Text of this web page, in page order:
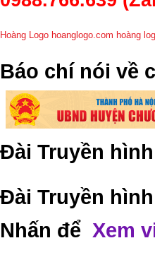
Hoàng Logo hoanglogo.com hoàng
​Báo chí nói về
Đài Truyền
Đài Truyền
Nhấn để Xem